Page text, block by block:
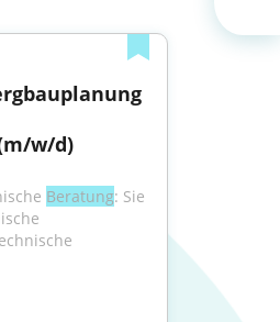
w/d)
Beratung: Sie